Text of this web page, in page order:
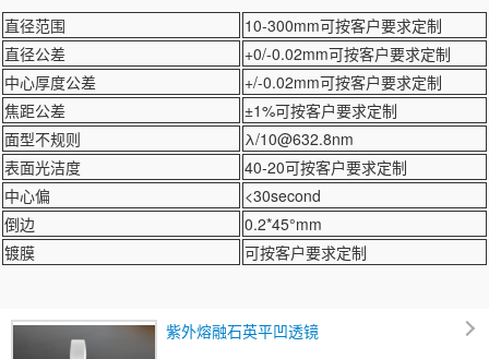
直径范围
10-300mm可按客户要求定制
直径公差
+0/-0.02mm可按客户要求定制
中心厚度公差
+/-0.02mm可按客户要求定制
焦距公差
±1%可按客户要求定制
面型不规则
λ/10@632.8nm
表面光洁度
40-20可按客户要求定制
中心偏
<30second
倒边
0.2*45°mm
镀膜
可按客户要求定制
紫外熔融石英平凹透镜